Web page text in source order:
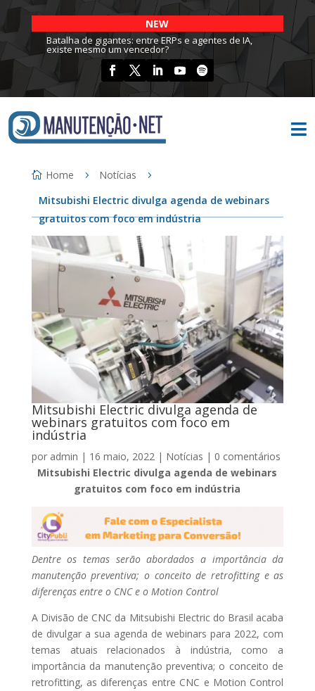
NEW
Batalha de gigantes: entre ERPs e agentes de IA,
existe mesmo um vencedor?

Home
Notícias
Mitsubishi Electric divulga agenda de webinars
gratuitos com foco em indústria
Mitsubishi Electric divulga agenda de
webinars gratuitos com foco em
indústria
por admin | 16 maio, 2022| Notícias | 0 comentários
Mitsubishi Electric divulga agenda de webinars
gratuitos com foco em indústria
Dentre os temas serão abordados a importância da
manutenção preventiva; o conceito de retrofitting e as
diferenças entre o CNC e o Motion Control
A Divisão de CNC da Mitsubishi Electric do Brasil acaba
de divulgar a sua agenda de webinars para 2022, com
temas atuais relacionados à indústria, como a
importância da manutenção preventiva; o conceito de
retrofitting, as diferenças entre CNC e Motion Control